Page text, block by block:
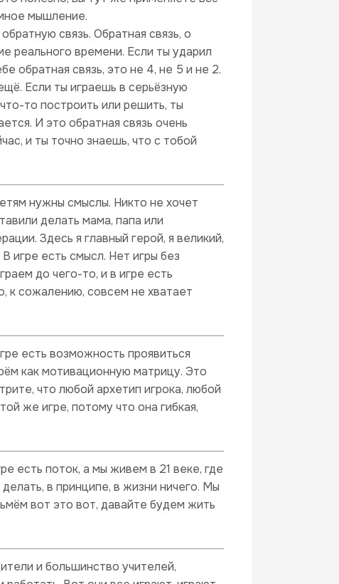
мышление.
связь. Обратная связь, о
реального времени. Если ты ударил
обратная связь, это не 4, не 5 и не 2.
Если ты играешь в серьёзную
то построить или решить, ты
И это обратная связь очень
и ты точно знаешь, что с тобой
нужны смыслы. Никто не хочет
делать мама, папа или
Здесь я главный герой, я великий,
игре есть смысл. Нет игры без
до чего-то, и в игре есть
к сожалению, совсем не хватает
есть возможность проявиться
как мотивационную матрицу. Это
что любой архетип игрока, любой
же игре, потому что она гибкая,
есть поток, а мы живем в 21 веке, где
в принципе, в жизни ничего. Мы
вот это вот, давайте будем жить
и большинство учителей,